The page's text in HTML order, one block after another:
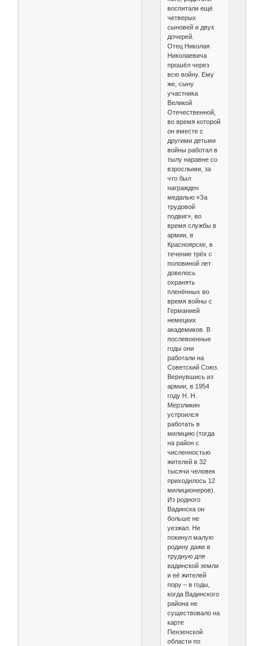
воспитали ещё
четверых
сыновей и двух
дочерей.
Отец Николая
Николаевича
прошёл через
всю войну. Ему
же, сыну
участника
Великой
Отечественной,
во время которой
он вместе с
другими детьми
войны работал в
тылу наравне со
взрослыми, за
что был
награжден
медалью «За
трудовой
подвиг», во
время службы в
армии, в
Красноярске, в
течение трёх с
половиной лет
довелось
охранять
пленённых во
время войны с
Германией
немецких
академиков. В
послевоенные
годы они
работали на
Советский Союз.
Вернувшись из
армии, в 1954
году Н. Н.
Мерзликин
устроился
работать в
милицию (тогда
на район с
численностью
жителей в 32
тысячи человек
приходилось 12
милиционеров).
Из родного
Вадинска он
больше не
уезжал. Не
покинул малую
родину даже в
трудную для
вадинской земли
и её жителей
пору – в годы,
когда Вадинского
района не
существовало на
карте
Пензенской
области по